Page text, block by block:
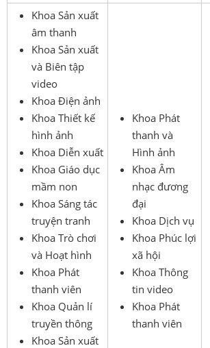
Khoa Sản xuất
âm thanh
Khoa Sản xuất
và Biên tập
video
Khoa Điện ảnh
Khoa Thiết kế
hình ảnh
Khoa Diễn xuất
Khoa Giáo dục
mầm non
Khoa Sáng tác
truyện tranh
Khoa Trò chơi
và Hoạt hình
Khoa Phát
thanh viên
Khoa Quản lí
truyền thông
Khoa Sản xuất
Khoa Phát
thanh và
Hình ảnh
Khoa Âm
nhạc đương
đại
Khoa Dịch vụ
Khoa Phúc lợi
xã hội
Khoa Thông
tin video
Khoa Phát
thanh viên